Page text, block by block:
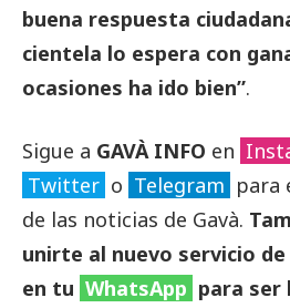
buena respuesta
cientela lo espera con
ocasiones ha ido bien”.
Sigue a GAVÀ INFO en
Twitter o Telegram para
de las noticias de Gavà.
unirte al nuevo servicio
en tu WhatsApp para ser